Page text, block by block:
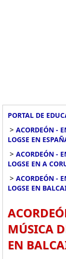
PORTAL DE
> ACORDEÓN -
LOGSE EN
> ACORDEÓN -
LOGSE EN A
> ACORDEÓN -
LOGSE EN
MÚSICA
EN